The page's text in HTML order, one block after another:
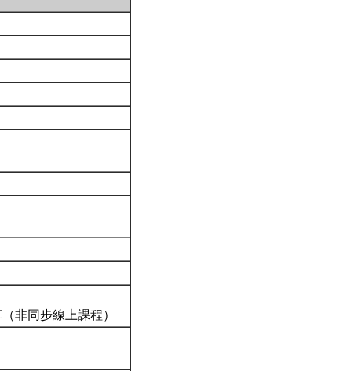
非同步線上課程）